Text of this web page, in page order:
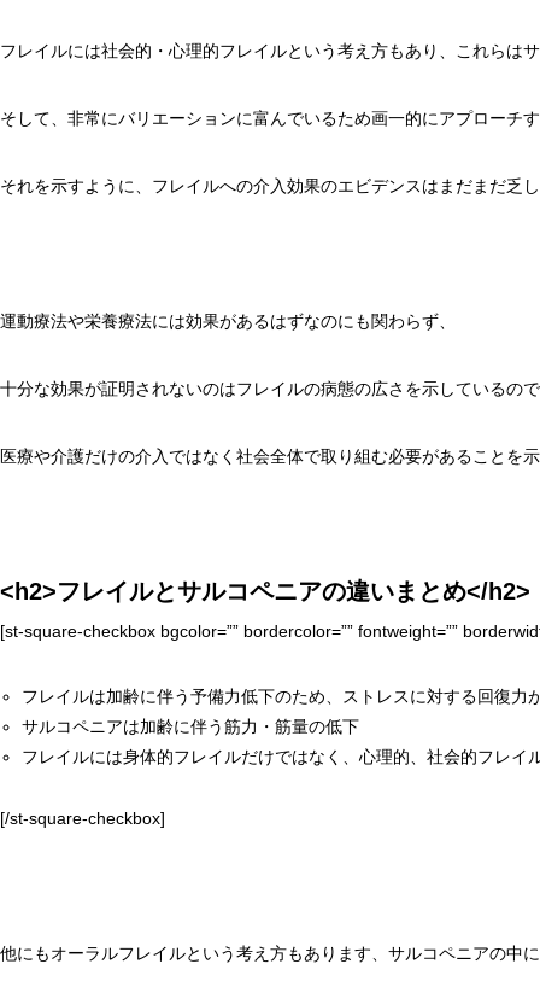
フレイルには社会的・心理的フレイルという考え方もあり、これらは
そして、非常にバリエーションに富んでいるため画一的にアプローチ
それを示すように、フレイルへの介入効果のエビデンスはまだまだ乏
運動療法や栄養療法には効果があるはずなのにも関わらず、
十分な効果が証明されないのはフレイルの病態の広さを示しているの
医療や介護だけの介入ではなく社会全体で取り組む必要があることを
<h2>フレイルとサルコペニアの違いまとめ</h2>
[st-square-checkbox bgcolor=”” bordercolor=”” fontweight=””
フレイルは加齢に伴う予備力低下のため、ストレスに対する回復力
サルコペニアは加齢に伴う筋力・筋量の低下
フレイルには身体的フレイルだけではなく、心理的、社会的フレイ
[/st-square-checkbox]
他にもオーラルフレイルという考え方もあります、サルコペニアの中